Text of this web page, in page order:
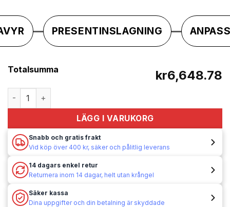
PRESENTINSLAGNING
Totalsumma kr6,648.78
PERFECT POINT - 12-PACK KASTKNIVAR mängd
LÄGG I VARUKORG
Snabb och gratis frakt
Vid köp över 400 kr, säker och pålitlig leverans
14 dagars enkel retur
Returnera inom 14 dagar, helt utan krångel
Säker kassa
Dina uppgifter och din betalning är skyddade